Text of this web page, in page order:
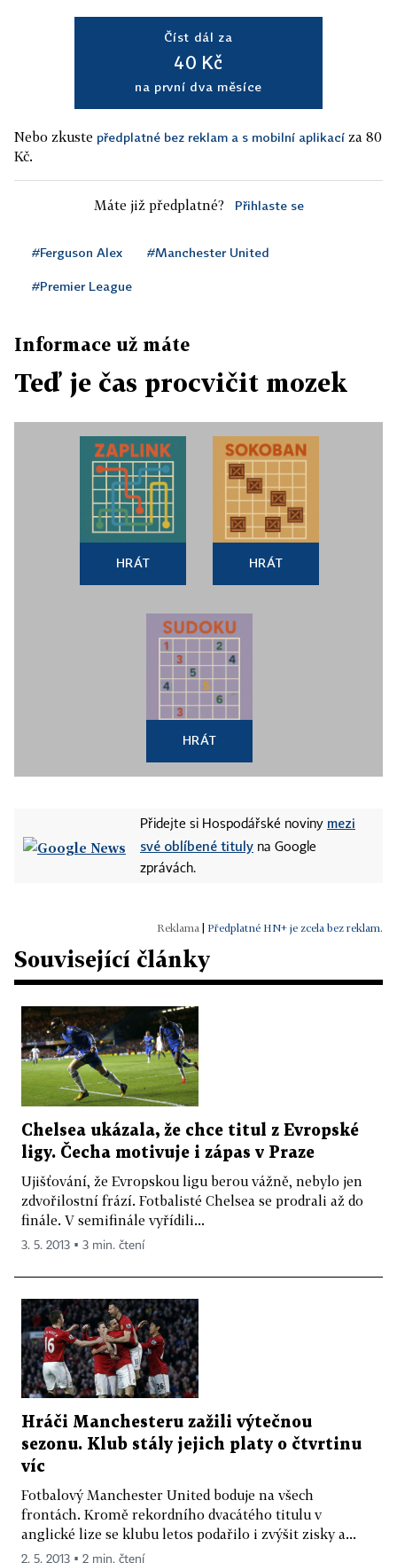
Číst dál za
40 Kč
na první dva měsíce
Nebo zkuste předplatné bez reklam a s mobilní aplikací za 80
Kč.
Máte již předplatné? Přihlaste se
#Ferguson Alex #Manchester United
#Premier League
Informace už máte
Teď je čas procvičit mozek
HRÁT HRÁT
HRÁT
Přidejte si Hospodářské noviny mezi
své oblíbené tituly na Google
zprávách.
Předplatné HN+ je zcela bez reklam.
Související články
Chelsea ukázala, že chce titul z Evropské
ligy. Čecha motivuje i zápas v Praze
Ujišťování, že Evropskou ligu berou vážně, nebylo jen
zdvořilostní frází. Fotbalisté Chelsea se prodrali až do
finále. V semifinále vyřídili...
3. 5. 2013 ▪ 3 min. čtení
Hráči Manchesteru zažili výtečnou
sezonu. Klub stály jejich platy o čtvrtinu
víc
Fotbalový Manchester United boduje na všech
frontách. Kromě rekordního dvacátého titulu v
anglické lize se klubu letos podařilo i zvýšit zisky a...
2. 5. 2013 ▪ 2 min. čtení